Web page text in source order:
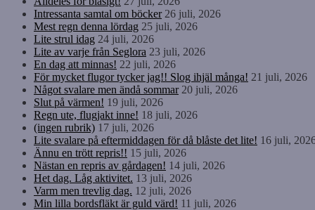
Intressanta samtal om böcker 26 juli, 2026
Mest regn denna lördag 25 juli, 2026
Lite strul idag 24 juli, 2026
Lite av varje från Seglora 23 juli, 2026
En dag att minnas! 22 juli, 2026
För mycket flugor tycker jag!! Slog ihjäl många! 21 juli, 2026
Något svalare men ändå sommar 20 juli, 2026
Slut på värmen! 19 juli, 2026
Regn ute, flugjakt inne! 18 juli, 2026
(ingen rubrik) 17 juli, 2026
Lite svalare på eftermiddagen för då blåste det lite! 16 juli,
Ännu en trött repris!! 15 juli, 2026
Nästan en repris av gårdagen! 14 juli, 2026
Het dag. Låg aktivitet. 13 juli, 2026
Varm men trevlig dag. 12 juli, 2026
Min lilla bordsfläkt är guld värd! 11 juli, 2026